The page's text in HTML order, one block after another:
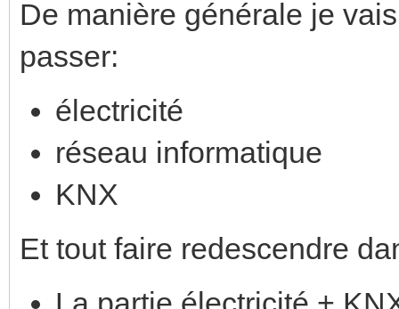
De manière générale je
passer:
électricité
réseau informatique
KNX
Et tout faire redescendre